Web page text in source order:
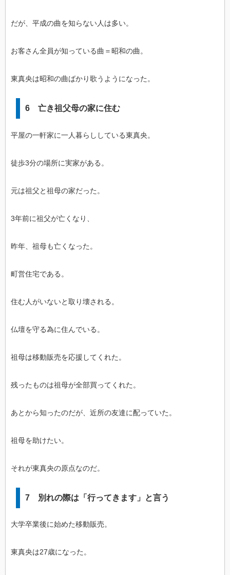
だが、平成の曲を知らない人は多い。
お客さん全員が知っている曲＝昭和の曲。
東真央は昭和の曲ばかり歌うようになった。
6 亡き祖父母の家に住む
平屋の一軒家に一人暮らししている東真央。
徒歩3分の場所に実家がある。
元は祖父と祖母の家だった。
3年前に祖父が亡くなり、
昨年、祖母も亡くなった。
町営住宅である。
住む人がいないと取り壊される。
仏壇を守る為に住んでいる。
祖母は移動販売を応援してくれた。
残ったものは祖母が全部買ってくれた。
あとから知ったのだが、近所の友達に配っていた。
祖母を助けたい。
それが東真央の原点なのだ。
7 別れの際は「行ってきます」と言う
大学卒業後に始めた移動販売。
東真央は27歳になった。